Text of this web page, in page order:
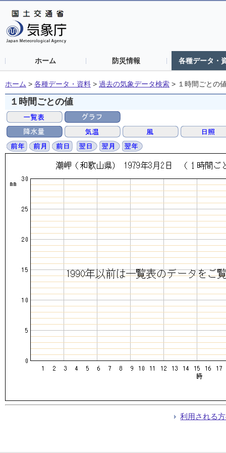
ホーム 防災情報 各種データ・
ホーム > 各種データ・資料 > 過去の気象データ検索 > １時間ごとの
１時間ごとの値
利用される